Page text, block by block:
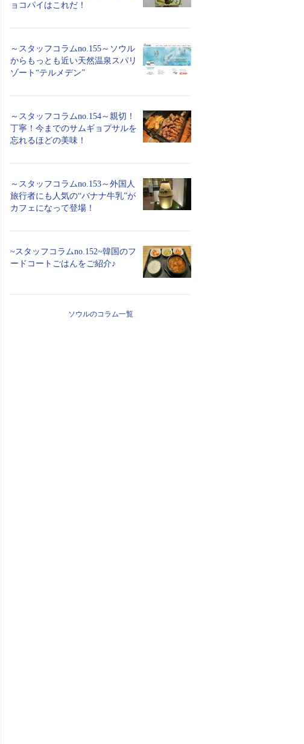
ョコパイはこれだ！
～スタッフコラムno.155～ソウル
からもっとも近い天然温泉スパリ
ゾート“テルメデン”
～スタッフコラムno.154～親切！
丁寧！今までのサムギョプサルを
忘れるほどの美味！
～スタッフコラムno.153～外国人
旅行者にも人気の“バナナ牛乳”が
カフェになって登場！
~スタッフコラムno.152~韓国のフ
ードコートごはんをご紹介♪
ソウルのコラム一覧